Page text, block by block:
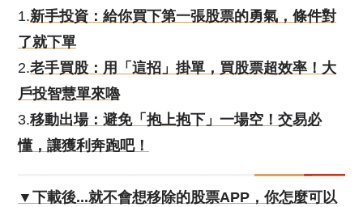
1.新手投資：給你買下第一張股票的勇氣，條件對
了就下單
2.老手買股：用「這招」掛單，買股票超效率！大
戶投智慧單來嚕
3.移動出場：避免「抱上抱下」一場空！交易必
懂，讓獲利奔跑吧！
▼下載後...就不會想移除的股票APP，你怎麼可以